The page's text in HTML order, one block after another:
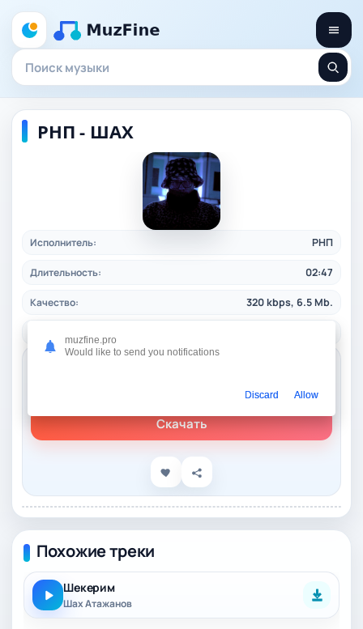
РНП - ШАХ
Исполнитель: РНП
Длительность: 02:47
Качество: 320 kbps, 6.5 Mb.
Скачать
Похожие треки
Шекерим
Шах Атажанов
muzfine.pro
Would like to send you notifications
Discard Allow